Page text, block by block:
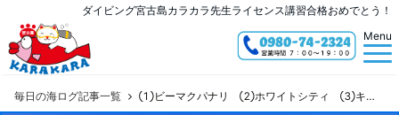
ダイビング宮古島カラカラ先生ライセンス講習合格おめでとう！
Menu
毎日の海ログ記事一覧 ①ビーマクパナリ ②ホワイトシティ ③キジャカ